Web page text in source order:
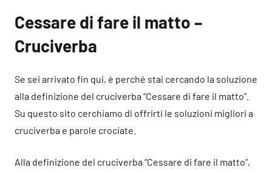
Cessare di fare il matto –
Cruciverba
Se sei arrivato fin qui, è perché stai cercando la soluzione
alla definizione del cruciverba “Cessare di fare il matto”.
Su questo sito cerchiamo di offrirti le soluzioni migliori a
cruciverba e parole crociate.
Alla definizione del cruciverba “Cessare di fare il matto”,